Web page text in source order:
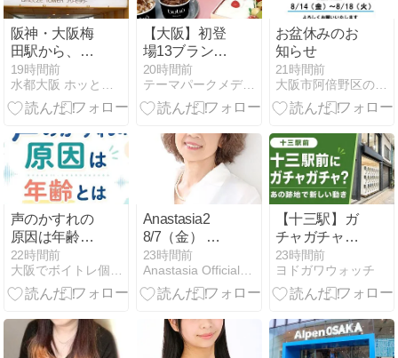
阪神・大阪梅
田駅から、ブ
リーゼブリー
ゼ｜ブリーゼ
タワーの行き
19時間前
水都大阪 ホッとなニュース＆ブログ
【大阪】初登
場13ブランド
を含む34ブラ
ンド・100種
類以上が集
級のアイスイ
ベント「あい
ぱく」が今年
もあべのハル
カスに登場！
20時間前
テーマパークメディア ハピエル USJ情報
お盆休みのお
知らせ
21時間前
大阪市阿倍野区の漢方薬舗 長春堂ブログ
声のかすれの
原因は年齢と
は関係ない理
由
22時間前
大阪でボイトレ個人レッスン！小谷ボイストレーニング教室
Anastasia2
8/7（金） ご
出演の先生
23時間前
Anastasia Official Blog
【十三駅】ガ
チャガチャ新
店がオープン
予定｜マツモ
トキヨシ向か
子
23時間前
ヨドガワウォッチ